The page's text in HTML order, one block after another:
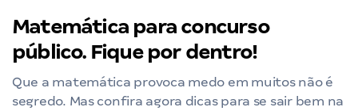
Matemática para concurso
público. Fique por dentro!
Que a matemática provoca medo em muitos não é
segredo. Mas confira agora dicas para se sair bem na